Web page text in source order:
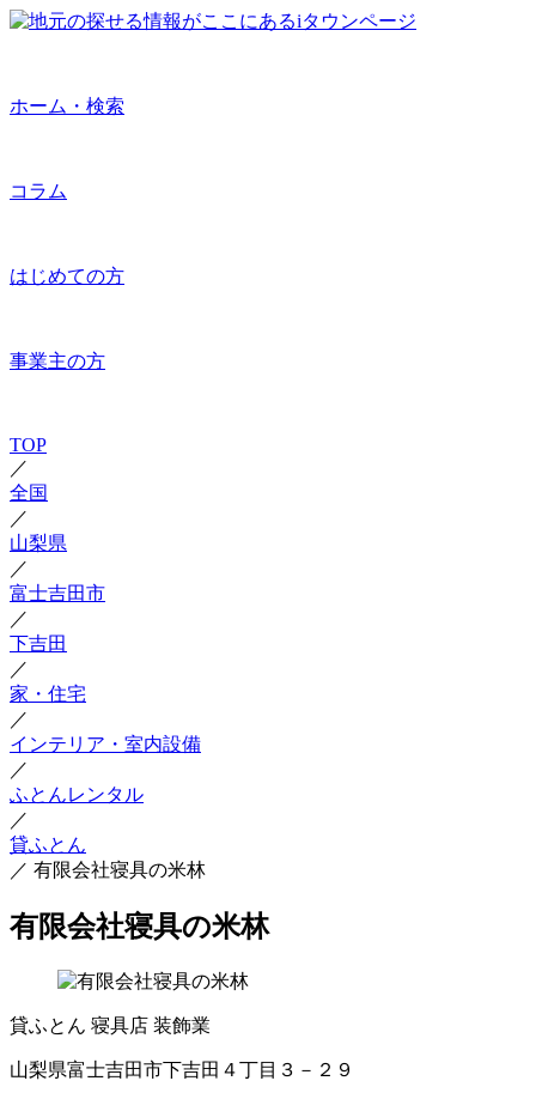
ホーム・検索
コラム
はじめての方
事業主の方
TOP
／
全国
／
山梨県
／
富士吉田市
／
下吉田
／
家・住宅
／
インテリア・室内設備
／
ふとんレンタル
／
貸ふとん
／ 有限会社寝具の米林
有限会社寝具の米林
貸ふとん 寝具店 装飾業
山梨県富士吉田市下吉田４丁目３－２９